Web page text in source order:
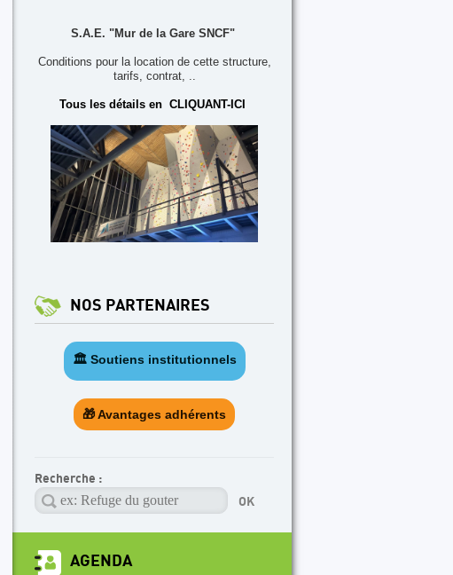
S.A.E. "Mur de la Gare SNCF"
Conditions pour la location de cette structure,
tarifs, contrat, ..
Tous les détails en CLIQUANT-ICI
NOS PARTENAIRES
🏛️ Soutiens institutionnels
🎁 Avantages adhérents
Recherche :
AGENDA